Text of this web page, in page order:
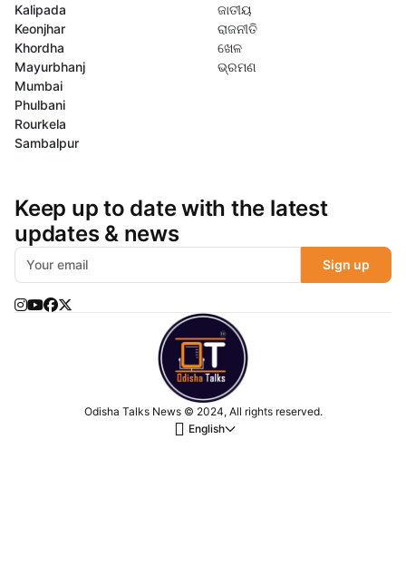
Kalipada
Keonjhar
Khordha
Mayurbhanj
Mumbai
Phulbani
Rourkela
Sambalpur
ଜାତୀୟ
ରାଜନୀତି
ଖେଳ
ଭ୍ରମଣ
Keep up to date with the latest
updates & news
Sign up
Odisha Talks News © 2024, All rights reserved.
English